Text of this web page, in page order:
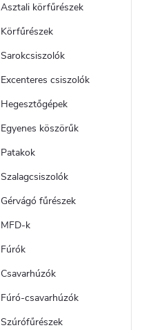
Asztali körfűrészek
Körfűrészek
Sarokcsiszolók
Excenteres csiszolók
Hegesztőgépek
Egyenes köszörűk
Patakok
Szalagcsiszolók
Gérvágó fűrészek
MFD-k
Fúrók
Csavarhúzók
Fúró-csavarhúzók
Szúrófűrészek